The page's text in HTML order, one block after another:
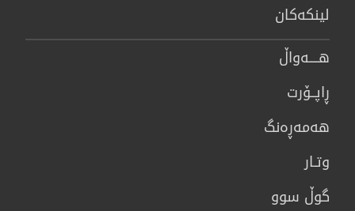
لینكەكان
هــــه‌واڵ
ڕاپــۆرت
هه‌مه‌ڕه‌نگ
وتـار
گوڵ سوو